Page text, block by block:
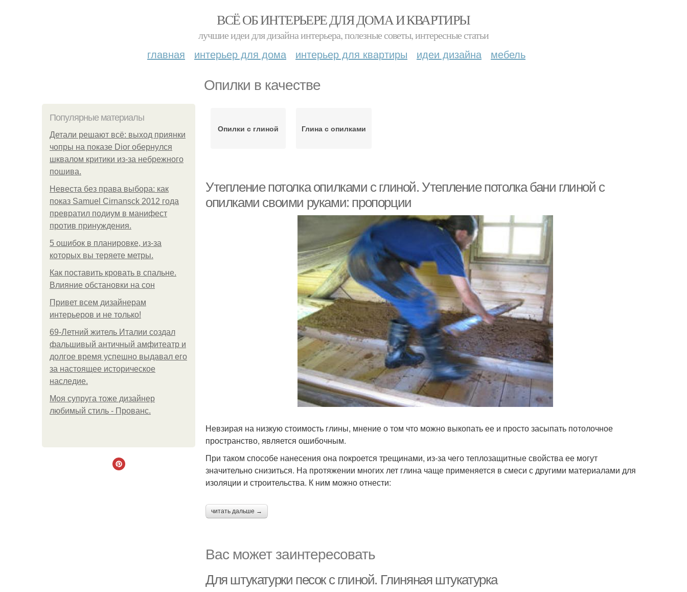
ВСЁ ОБ ИНТЕРЬЕРЕ ДЛЯ ДОМА И КВАРТИРЫ
лучшие идеи для дизайна интерьера, полезные советы, интересные статьи
главная интерьер для дома интерьер для квартиры идеи дизайна мебель
Опилки в качестве
Популярные материалы
Детали решают всё: выход приянки
чопры на показе Dior обернулся
шквалом критики из-за небрежного
пошива.
Невеста без права выбора: как
показ Samuel Cirnansck 2012 года
превратил подиум в манифест
против принуждения.
5 ошибок в планировке, из-за
которых вы теряете метры.
Как поставить кровать в спальне.
Влияние обстановки на сон
Привет всем дизайнерам
интерьеров и не только!
69-Летний житель Италии создал
фальшивый античный амфитеатр и
долгое время успешно выдавал его
за настоящее историческое
наследие.
Моя супруга тоже дизайнер
любимый стиль - Прованс.
Опилки с глиной Глина с опилками
Утепление потолка опилками с глиной. Утепление потолка бани глиной с
опилками своими руками: пропорции
Невзирая на низкую стоимость глины, мнение о том что можно выкопать ее и просто засыпать потолочное
пространство, является ошибочным.
При таком способе нанесения она покроется трещинами, из-за чего теплозащитные свойства ее могут
значительно снизиться. На протяжении многих лет глина чаще применяется в смеси с другими материалами для
изоляции и строительства. К ним можно отнести:
читать дальше →
Вас может заинтересовать
Для штукатурки песок с глиной. Глиняная штукатурка